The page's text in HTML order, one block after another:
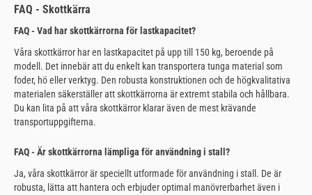
FAQ - Skottkärra
FAQ - Vad har skottkärrorna för lastkapacitet?
Våra skottkärror har en lastkapacitet på upp till 150 kg, beroende på
modell. Det innebär att du enkelt kan transportera tunga material som
foder, hö eller verktyg. Den robusta konstruktionen och de högkvalitativa
materialen säkerställer att skottkärrorna är extremt stabila och hållbara.
Du kan lita på att våra skottkärror klarar även de mest krävande
transportuppgifterna.
FAQ - Är skottkärrorna lämpliga för användning i stall?
Ja, våra skottkärror är speciellt utformade för användning i stall. De är
robusta, lätta att hantera och erbjuder optimal manövrerbarhet även i